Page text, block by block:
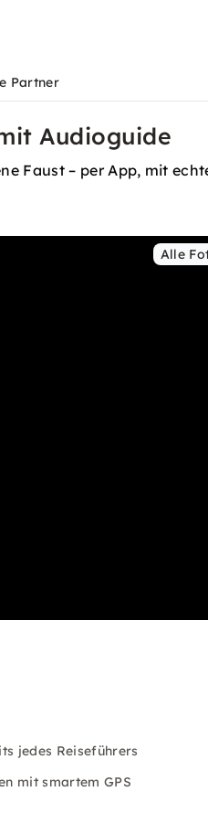
Partner
Audioguide
Faust – per App, mit
Alle
jedes Reiseführers
mit smartem GPS